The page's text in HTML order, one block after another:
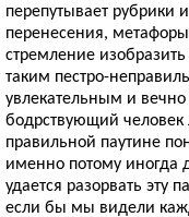
перепутывает рубрики
перенесения,
стремление
таким пестро-
увлекательным и
бодрствующий
правильной паутине
именно потому иногда
удается разорвать эту
если бы мы видели